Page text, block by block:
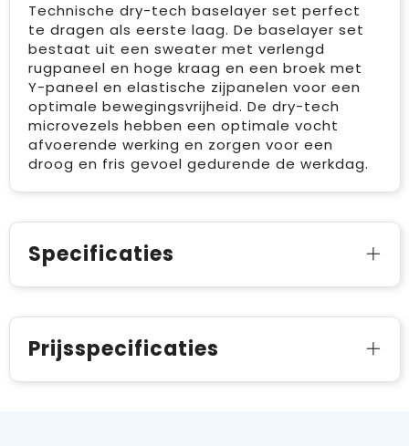
Technische dry-tech baselayer set perfect
te dragen als eerste laag. De baselayer set
bestaat uit een sweater met verlengd
rugpaneel en hoge kraag en een broek met
Y-paneel en elastische zijpanelen voor een
optimale bewegingsvrijheid. De dry-tech
microvezels hebben een optimale vocht
afvoerende werking en zorgen voor een
droog en fris gevoel gedurende de werkdag.
Specificaties
Prijsspecificaties